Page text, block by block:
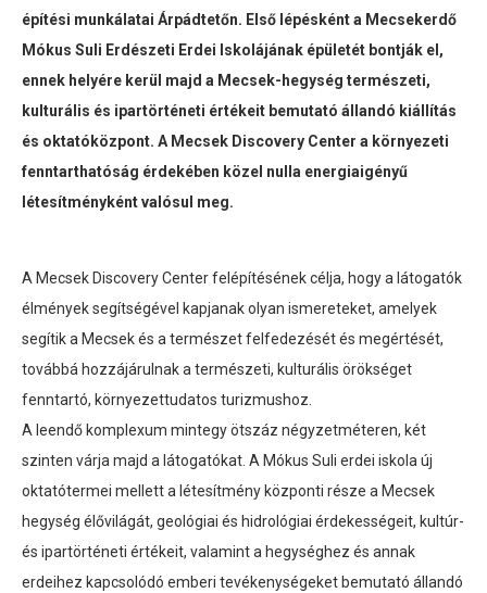
építési munkálatai Árpádtetőn. Első lépésként a Mecsekerdő
Mókus Suli Erdészeti Erdei Iskolájának épületét bontják el,
ennek helyére kerül majd a Mecsek-hegység természeti,
kulturális és ipartörténeti értékeit bemutató állandó kiállítás
és oktatóközpont. A Mecsek Discovery Center a környezeti
fenntarthatóság érdekében közel nulla energiaigényű
létesítményként valósul meg.
A Mecsek Discovery Center felépítésének célja, hogy a látogatók
élmények segítségével kapjanak olyan ismereteket, amelyek
segítik a Mecsek és a természet felfedezését és megértését,
továbbá hozzájárulnak a természeti, kulturális örökséget
fenntartó, környezettudatos turizmushoz.
A leendő komplexum mintegy ötszáz négyzetméteren, két
szinten várja majd a látogatókat. A Mókus Suli erdei iskola új
oktatótermei mellett a létesítmény központi része a Mecsek
hegység élővilágát, geológiai és hidrológiai érdekességeit, kultúr-
és ipartörténeti értékeit, valamint a hegységhez és annak
erdeihez kapcsolódó emberi tevékenységeket bemutató állandó